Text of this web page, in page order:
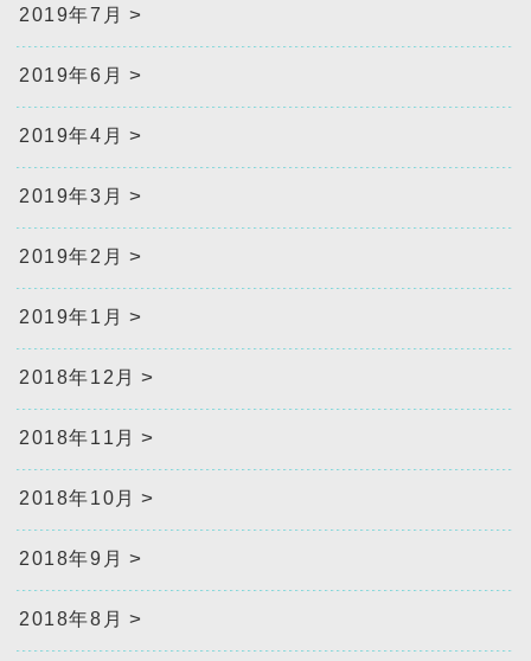
2019年7月
2019年6月
2019年4月
2019年3月
2019年2月
2019年1月
2018年12月
2018年11月
2018年10月
2018年9月
2018年8月